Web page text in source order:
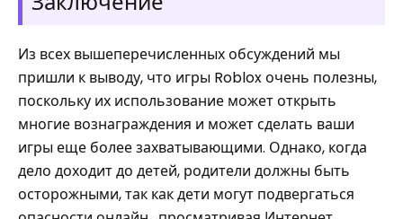
Из всех вышеперечисленных обсуждений мы
пришли к выводу, что игры Roblox очень полезны,
поскольку их использование может открыть
многие вознаграждения и может сделать ваши
игры еще более захватывающими. Однако, когда
дело доходит до детей, родители должны быть
осторожными, так как дети могут подвергаться